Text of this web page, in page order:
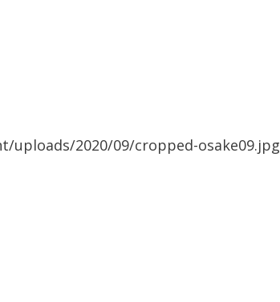
2020/09/cropped-osake09.jpg